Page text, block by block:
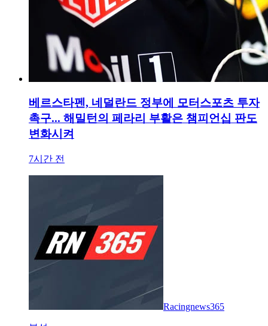
베르스타펜, 네덜란드 정부에 모터스포츠 투자
촉구... 해밀턴의 페라리 부활은 챔피언십 판도
변화시켜
7시간 전
Racingnews365